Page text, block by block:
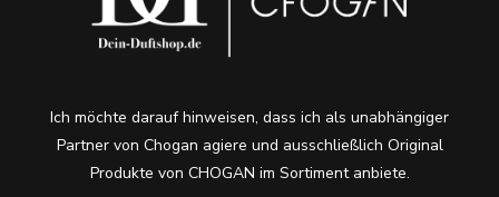
Ich möchte darauf hinweisen, dass ich als unabhängiger
Partner von Chogan agiere und ausschließlich Original
Produkte von CHOGAN im Sortiment anbiete.